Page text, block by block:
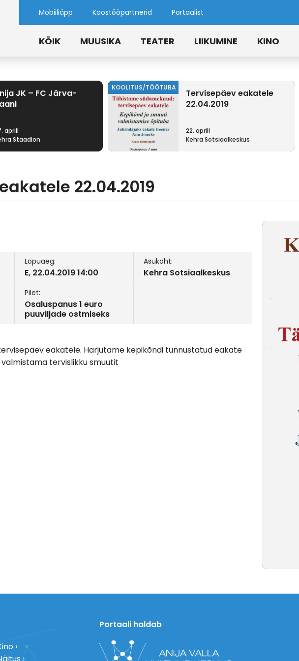
Mobiiliäpp Koostööpartnerid Portaalist
KÕIK MUUSIKA TEATER LIIKUMINE KINO
JK – FC Järva-
aprill
Staadion
KOOLITUS/TÖÖTUBA
Tervisepäev eakatele
22.04.2019
22. aprill
Kehra Sotsiaalkeskus
22.04.2019
Lõpuaeg:
E, 22.04.2019 14:00
Asukoht:
Kehra Sotsiaalkeskus
Pilet:
Osaluspanus 1 euro
puuviljade ostmiseks
eakatele. Harjutame kepikõndi tunnustatud eakate
tervislikku smuutit
Portaali haldab